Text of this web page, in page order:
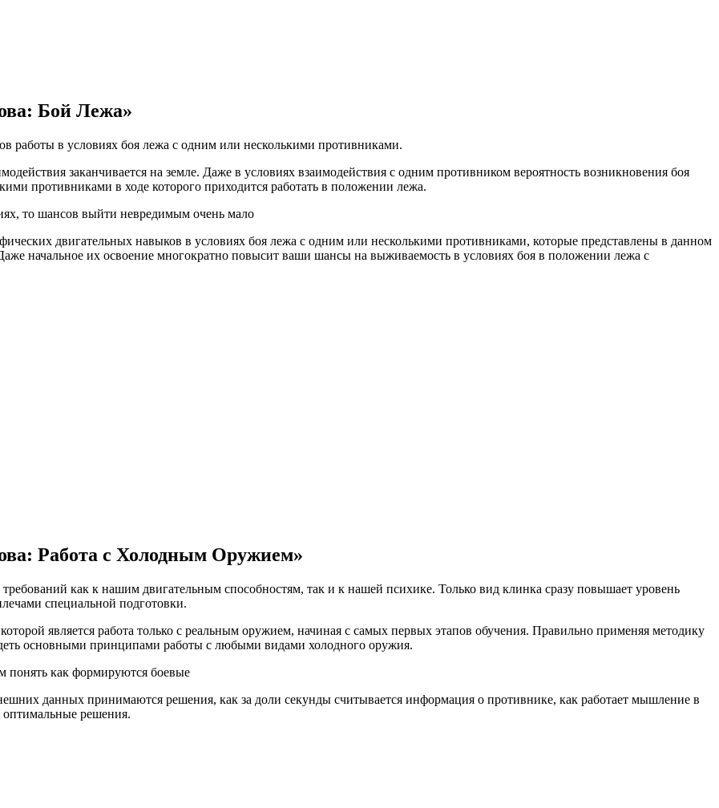
Бой Лежа»
в условиях боя лежа с одним или несколькими противниками.
заканчивается на земле. Даже в условиях взаимодействия с одним противником вероятность возникновения боя
противниками в ходе которого приходится работать в положении лежа.
то шансов выйти невредимым очень мало
двигательных навыков в условиях боя лежа с одним или несколькими противниками, которые представлены в данном
начальное их освоение многократно повысит ваши шансы на выживаемость в условиях боя в положении лежа с
Работа с Холодным Оружием»
как к нашим двигательным способностям, так и к нашей психике. Только вид клинка сразу повышает уровень
специальной подготовки.
является работа только с реальным оружием, начиная с самых первых этапов обучения. Правильно применяя методику
основными принципами работы с любыми видами холодного оружия.
понять как формируются боевые
данных принимаются решения, как за доли секунды считывается информация о противнике, как работает мышление в
оптимальные решения.